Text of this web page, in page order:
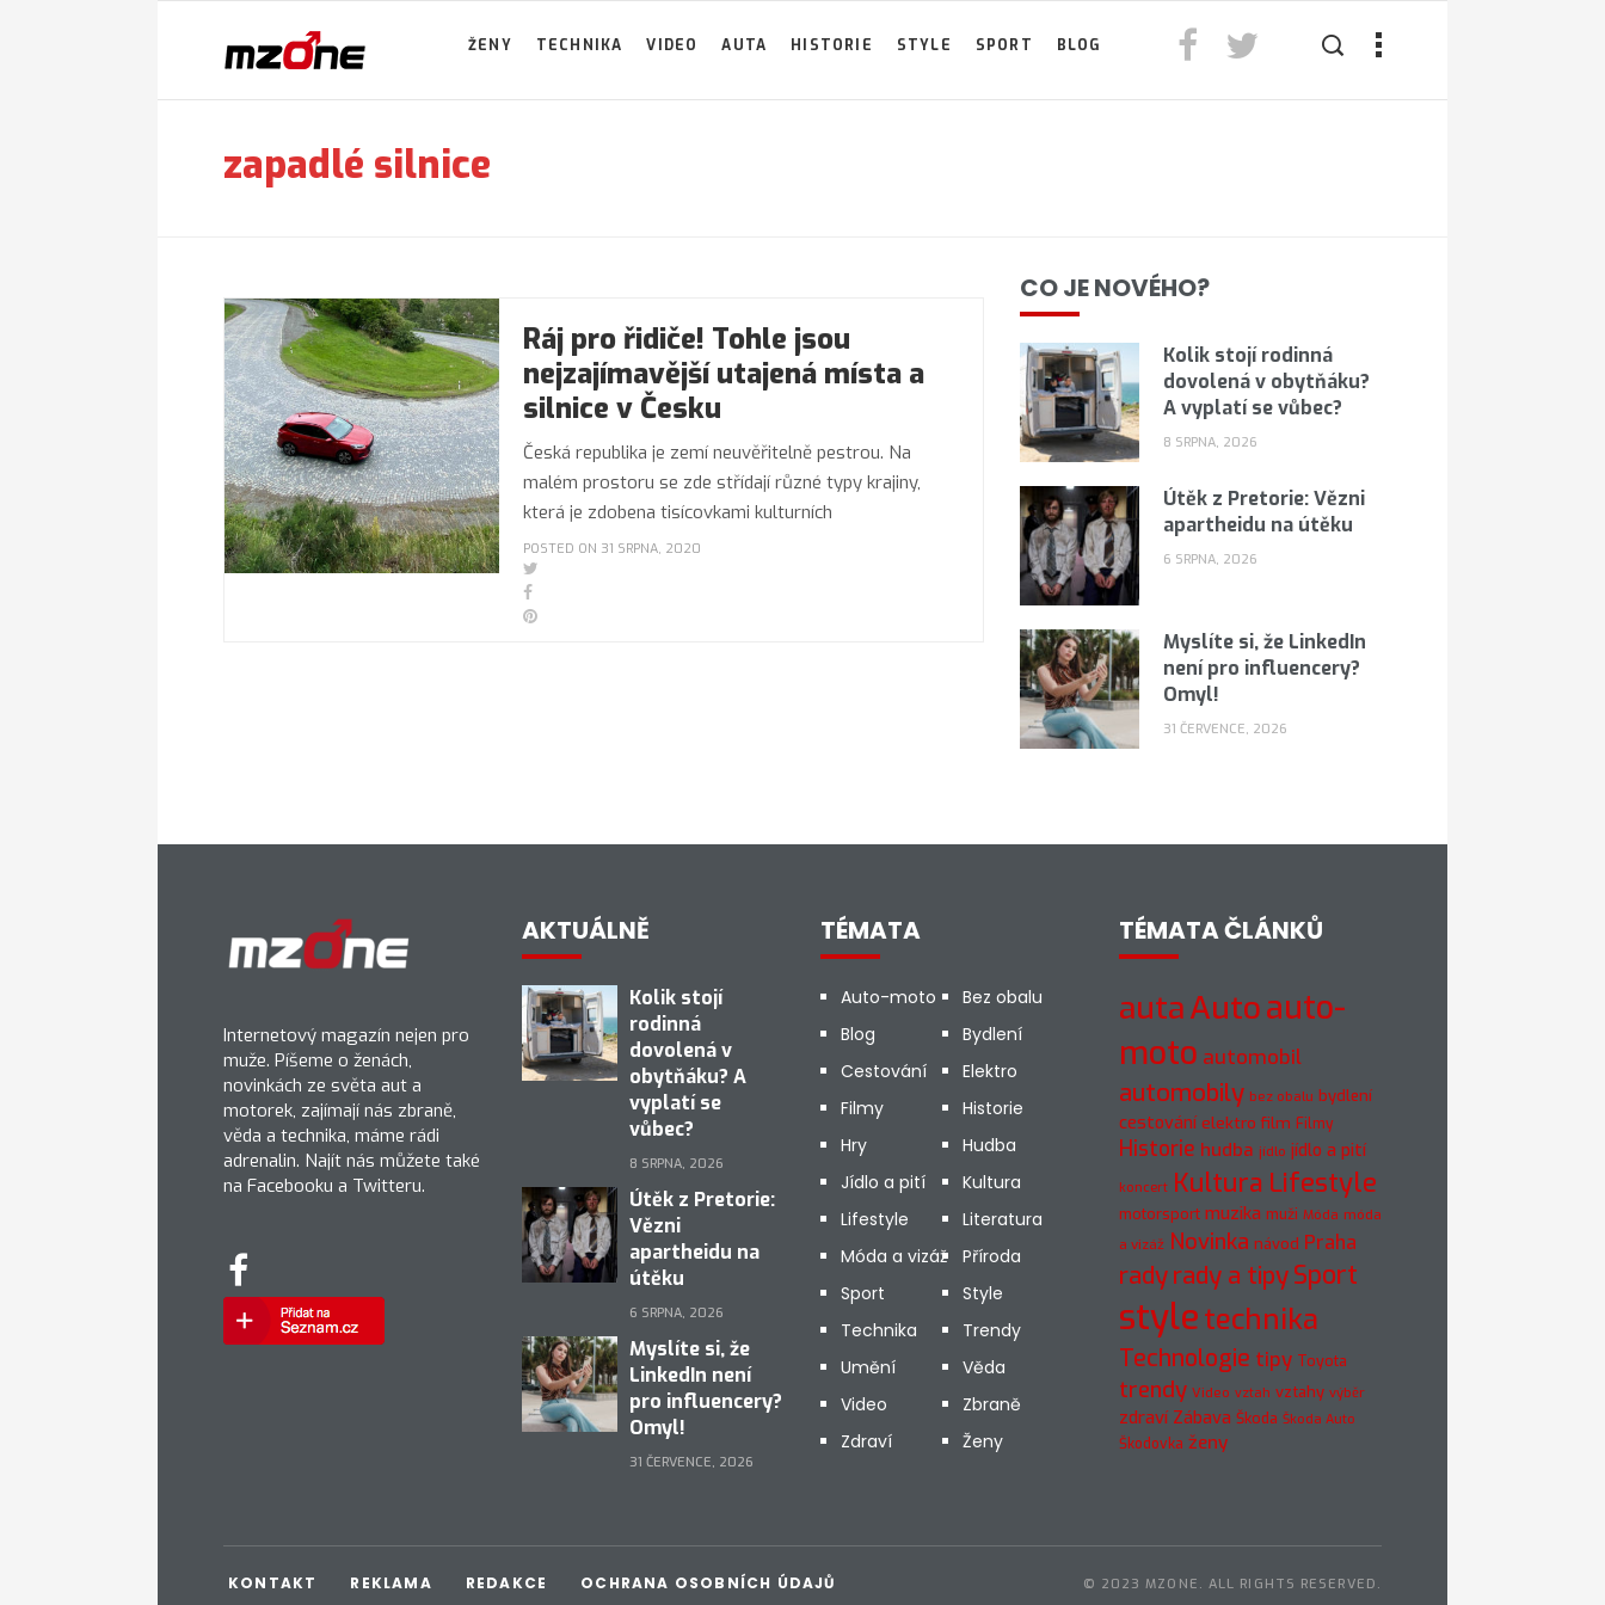
ŽENY TECHNIKA VIDEO AUTA HISTORIE STYLE SPORT BLOG
zapadlé silnice
Ráj pro řidiče! Tohle jsou
nejzajímavější utajená místa a
silnice v Česku
Česká republika je zemí neuvěřitelně pestrou. Na
malém prostoru se zde střídají různé typy krajiny,
která je zdobena tisícovkami kulturních
POSTED ON 31 SRPNA, 2020
CO JE NOVÉHO?
Kolik stojí rodinná
dovolená v obytňáku?
A vyplatí se vůbec?
8 SRPNA, 2026
Útěk z Pretorie: Vězni
apartheidu na útěku
6 SRPNA, 2026
Myslíte si, že LinkedIn
není pro influencery?
Omyl!
31 ČERVENCE, 2026
Internetový magazín nejen pro
muže. Píšeme o ženách,
novinkách ze světa aut a
motorek, zajímají nás zbraně,
věda a technika, máme rádi
adrenalin. Najít nás můžete také
na Facebooku a Twitteru.
AKTUÁLNĚ
Kolik stojí
rodinná
dovolená v
obytňáku? A
vyplatí se
vůbec?
8 SRPNA, 2026
Útěk z Pretorie:
Vězni
apartheidu na
útěku
6 SRPNA, 2026
Myslíte si, že
LinkedIn není
pro influencery?
Omyl!
31 ČERVENCE, 2026
TÉMATA
Auto-moto
Bez obalu
Blog
Bydlení
Cestování
Elektro
Filmy
Historie
Hry
Hudba
Jídlo a pití
Kultura
Lifestyle
Literatura
Móda a vizáž
Příroda
Sport
Style
Technika
Trendy
Umění
Věda
Video
Zbraně
Zdraví
Ženy
TÉMATA ČLÁNKŮ
autaAutoauto-
moto automobil
automobily bez obalu bydlení
cestování elektro film Filmy
Historie hudba jídlo jídlo a pití
koncert Kultura Lifestyle
motorsport muzika muži Móda móda
a vizáž Novinka návod Praha
radyrady a tipySport
styletechnika
Technologie tipy Toyota
trendy Video vztah vztahy výběr
zdraví Zábava Škoda Škoda Auto
Škodovka ženy
© 2023 MZONE. ALL RIGHTS RESERVED.
KONTAKT REKLAMA REDAKCE OCHRANA OSOBNÍCH ÚDAJŮ